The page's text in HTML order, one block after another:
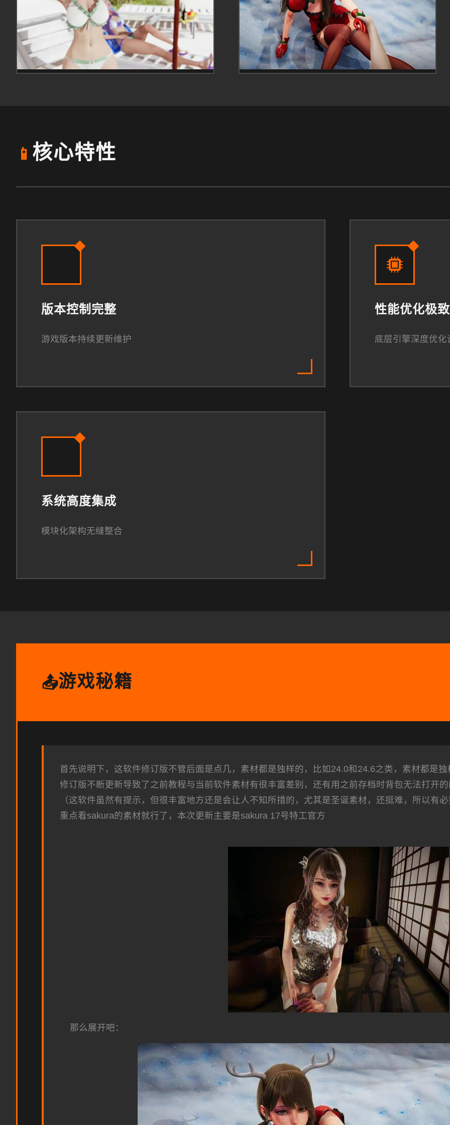
📱 核心特性
版本控制完整
游戏版本持续更新维护
性能优化极致
底层引擎深度优化
系统高度集成
模块化架构无缝整合
📤游戏秘籍
首先说明下，这软件修订版不管后面是点几，素材都是独样的，比如24.0和24.6之类，素材都是
修订版不断更新导致了之前教程与当前软件素材有很丰富差别，还有用之前存档时背包无法打开
（这软件虽然有提示，但很丰富地方还是会让人不知所措的，尤其是圣诞素材，还挺难，所以有
重点看sakura的素材就行了，本次更新主要是sakura 17号特工官方
那么展开吧：